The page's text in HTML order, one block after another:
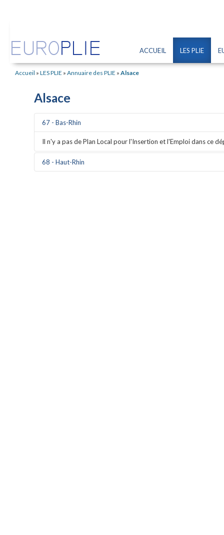
ACCUEIL LES PLIE
Accueil » LES PLIE » Annuaire des PLIE » Alsace
Alsace
67 - Bas-Rhin
Il n'y a pas de Plan Local pour l'Insertion et l'Emploi dans ce
68 - Haut-Rhin